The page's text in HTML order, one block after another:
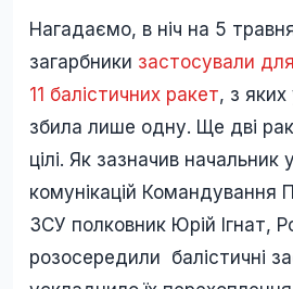
Нагадаємо, в ніч на 5 травня
загарбники застосували
11 балістичних ракет, з
збила лише одну. Ще дві
цілі. Як зазначив начальник
комунікацій Командування
ЗСУ полковник Юрій Ігнат,
розосередили балістичні